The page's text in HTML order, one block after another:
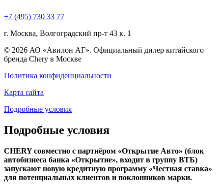
+7 (495) 730 33 77
г. Москва, Волгоградский пр-т 43 к. 1
© 2026 АО «Авилон АГ». Официальный дилер китайского
бренда Chery в Москве
Политика конфиденциальности
Карта сайта
Подробные условия
Подробные условия
CHERY совместно c партнёром «Открытие Авто» (блок
автобизнеса банка «Открытие», входит в группу ВТБ)
запускают новую кредитную программу «Честная ставка»
для потенциальных клиентов и поклонников марки.